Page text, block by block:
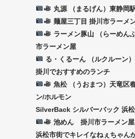
丸源 （まるげん）東静岡
麺屋三丁目 掛川市ラーメ
ラーメン豚山 （らーめん
市ラーメン屋
る・くるーん （ルクルーン
掛川でおすすめのランチ
魚松 （うおまつ）天竜区
ン/ホルモン
SilverBack シルバーバック 浜
池めん 掛川市ラーメン屋
浜松市街でキレイなねぇちゃん